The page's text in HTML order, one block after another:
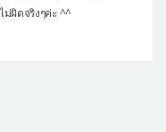
ม่ผิดจริงๆค่ะ ^^